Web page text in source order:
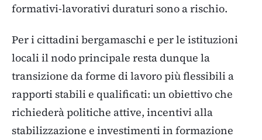
formativi-lavorativi duraturi sono a rischio.
Per i cittadini bergamaschi e per le istituzioni
locali il nodo principale resta dunque la
transizione da forme di lavoro più flessibili a
rapporti stabili e qualificati: un obiettivo che
richiederà politiche attive, incentivi alla
stabilizzazione e investimenti in formazione